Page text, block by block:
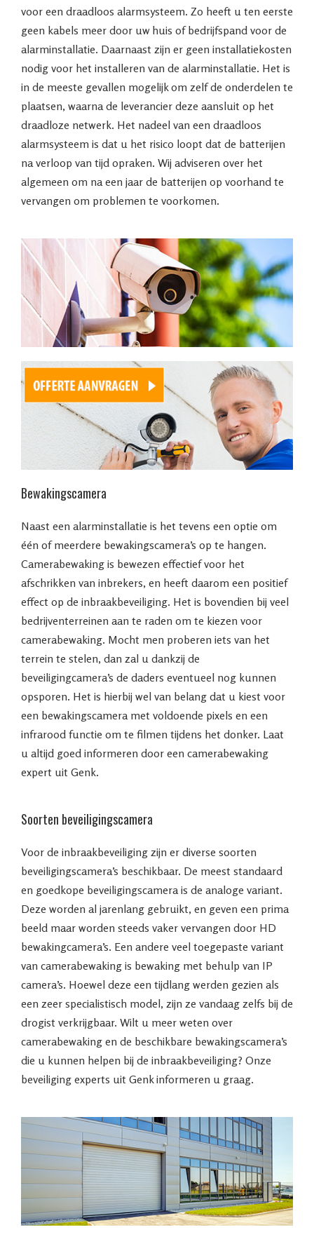
voor een draadloos alarmsysteem. Zo heeft u ten eerste
geen kabels meer door uw huis of bedrijfspand voor de
alarminstallatie. Daarnaast zijn er geen installatiekosten
nodig voor het installeren van de alarminstallatie. Het is
in de meeste gevallen mogelijk om zelf de onderdelen te
plaatsen, waarna de leverancier deze aansluit op het
draadloze netwerk. Het nadeel van een draadloos
alarmsysteem is dat u het risico loopt dat de batterijen
na verloop van tijd opraken. Wij adviseren over het
algemeen om na een jaar de batterijen op voorhand te
vervangen om problemen te voorkomen.
Bewakingscamera
Naast een alarminstallatie is het tevens een optie om
één of meerdere bewakingscamera’s op te hangen.
Camerabewaking is bewezen effectief voor het
afschrikken van inbrekers, en heeft daarom een positief
effect op de inbraakbeveiliging. Het is bovendien bij veel
bedrijventerreinen aan te raden om te kiezen voor
camerabewaking. Mocht men proberen iets van het
terrein te stelen, dan zal u dankzij de
beveiligingcamera’s de daders eventueel nog kunnen
opsporen. Het is hierbij wel van belang dat u kiest voor
een bewakingscamera met voldoende pixels en een
infrarood functie om te filmen tijdens het donker. Laat
u altijd goed informeren door een camerabewaking
expert uit Genk.
Soorten beveiligingscamera
Voor de inbraakbeveiliging zijn er diverse soorten
beveiligingscamera’s beschikbaar. De meest standaard
en goedkope beveiligingscamera is de analoge variant.
Deze worden al jarenlang gebruikt, en geven een prima
beeld maar worden steeds vaker vervangen door HD
bewakingcamera’s. Een andere veel toegepaste variant
van camerabewaking is bewaking met behulp van IP
camera’s. Hoewel deze een tijdlang werden gezien als
een zeer specialistisch model, zijn ze vandaag zelfs bij de
drogist verkrijgbaar. Wilt u meer weten over
camerabewaking en de beschikbare bewakingscamera’s
die u kunnen helpen bij de inbraakbeveiliging? Onze
beveiliging experts uit Genk informeren u graag.